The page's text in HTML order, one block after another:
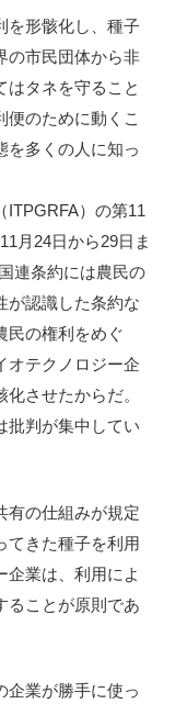
を形骸化し、種子
の市民団体から非
はタネを守ること
便のために動くこ
を多くの人に知っ
）の第11
月24日から29日ま
連条約には農民の
が認識した条約な
民の権利をめぐ
オテクノロジー企
させたからだ。
批判が集中してい
有の仕組みが規定
てきた種子を利用
企業は、利用によ
ることが原則であ
業が勝手に使っ